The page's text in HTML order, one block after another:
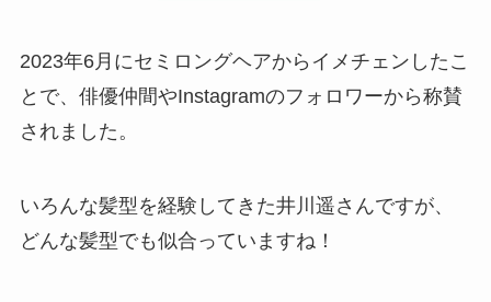
2023年6月にセミロングヘアからイメチェンしたこ
とで、俳優仲間やInstagramのフォロワーから称賛
されました。
いろんな髪型を経験してきた井川遥さんですが、
どんな髪型でも似合っていますね！